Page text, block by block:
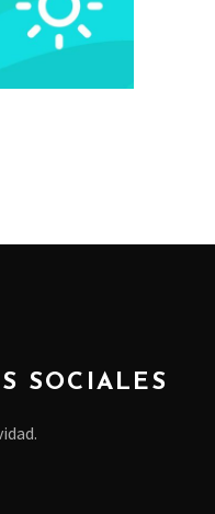
SOCIALES